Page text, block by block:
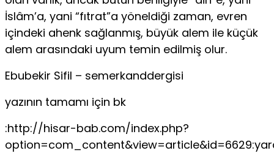
İslâm’a, yani “fıtrat”a yöneldiği zaman, evren
içindeki ahenk sağlanmış, büyük alem ile küçük
alem arasındaki uyum temin edilmiş olur.
Ebubekir Sifil – semerkanddergisi
yazının tamamı için bk
:http://hisar-bab.com/index.php?